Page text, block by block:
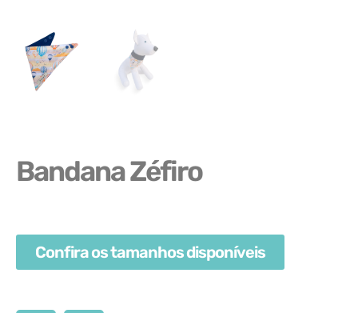
Bandana Zéfiro
Confira os tamanhos disponíveis